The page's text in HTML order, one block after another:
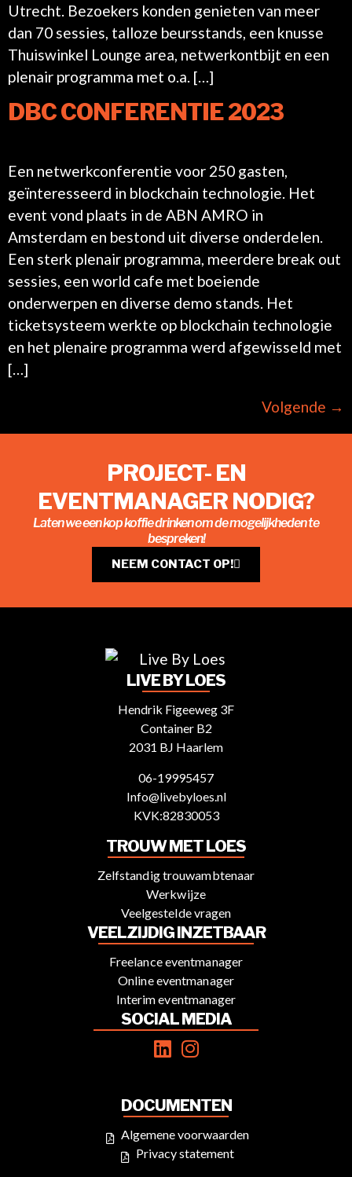
Utrecht. Bezoekers konden genieten van meer
dan 70 sessies, talloze beursstands, een knusse
Thuiswinkel Lounge area, netwerkontbijt en een
plenair programma met o.a. […]
DBC CONFERENTIE 2023
Een netwerkconferentie voor 250 gasten,
geïnteresseerd in blockchain technologie. Het
event vond plaats in de ABN AMRO in
Amsterdam en bestond uit diverse onderdelen.
Een sterk plenair programma, meerdere break out
sessies, een world cafe met boeiende
onderwerpen en diverse demo stands. Het
ticketsysteem werkte op blockchain technologie
en het plenaire programma werd afgewisseld met
[…]
Volgende →
PROJECT- EN
EVENTMANAGER NODIG?
Laten we een kop koffie drinken om de mogelijkheden te
bespreken!
NEEM CONTACT OP!
LIVE BY LOES
Hendrik Figeeweg 3F
Container B2
2031 BJ Haarlem
06-19995457
Info@livebyloes.nl
KVK:82830053
TROUW MET LOES
Zelfstandig trouwambtenaar
Werkwijze
Veelgestelde vragen
VEELZIJDIG INZETBAAR
Freelance eventmanager
Online eventmanager
Interim eventmanager
SOCIAL MEDIA
DOCUMENTEN
Algemene voorwaarden
Privacy statement